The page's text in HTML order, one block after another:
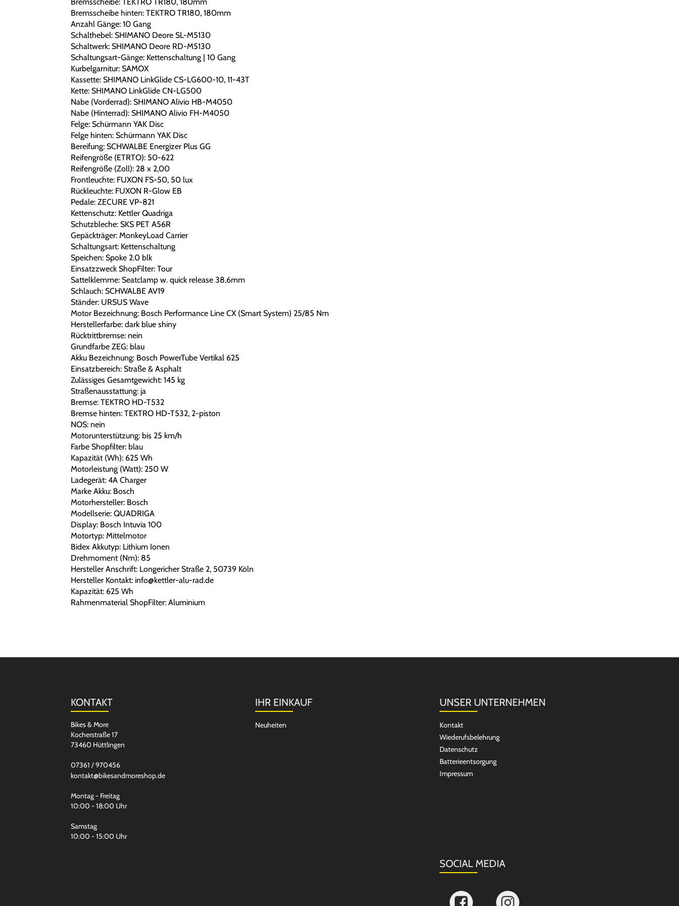
Bremsscheibe: TEKTRO TR180, 180mm
Bremsscheibe hinten: TEKTRO TR180, 180mm
Anzahl Gänge: 10 Gang
Schalthebel: SHIMANO Deore SL-M5130
Schaltwerk: SHIMANO Deore RD-M5130
Schaltungsart-Gänge: Kettenschaltung | 10 Gang
Kurbelgarnitur: SAMOX
Kassette: SHIMANO LinkGlide CS-LG600-10, 11-43T
Kette: SHIMANO LinkGlide CN-LG500
Nabe (Vorderrad): SHIMANO Alivio HB-M4050
Nabe (Hinterrad): SHIMANO Alivio FH-M4050
Felge: Schürmann YAK Disc
Felge hinten: Schürmann YAK Disc
Bereifung: SCHWALBE Energizer Plus GG
Reifengröße (ETRTO): 50-622
Reifengröße (Zoll): 28 x 2,00
Frontleuchte: FUXON FS-50, 50 lux
Rückleuchte: FUXON R-Glow EB
Pedale: ZECURE VP-821
Kettenschutz: Kettler Quadriga
Schutzbleche: SKS PET A56R
Gepäckträger: MonkeyLoad Carrier
Schaltungsart: Kettenschaltung
Speichen: Spoke 2.0 blk
Einsatzzweck ShopFilter: Tour
Sattelklemme: Seatclamp w. quick release 38,6mm
Schlauch: SCHWALBE AV19
Ständer: URSUS Wave
Motor Bezeichnung: Bosch Performance Line CX (Smart System) 25/85 Nm
Herstellerfarbe: dark blue shiny
Rücktrittbremse: nein
Grundfarbe ZEG: blau
Akku Bezeichnung: Bosch PowerTube Vertikal 625
Einsatzbereich: Straße & Asphalt
Zulässiges Gesamtgewicht: 145 kg
Straßenausstattung: ja
Bremse: TEKTRO HD-T532
Bremse hinten: TEKTRO HD-T532, 2-piston
NOS: nein
Motorunterstützung: bis 25 km/h
Farbe Shopfilter: blau
Kapazität (Wh): 625 Wh
Motorleistung (Watt): 250 W
Ladegerät: 4A Charger
Marke Akku: Bosch
Motorhersteller: Bosch
Modellserie: QUADRIGA
Display: Bosch Intuvia 100
Motortyp: Mittelmotor
Bidex Akkutyp: Lithium Ionen
Drehmoment (Nm): 85
Hersteller Anschrift: Longericher Straße 2, 50739 Köln
Hersteller Kontakt: info@kettler-alu-rad.de
Kapazität: 625 Wh
Rahmenmaterial ShopFilter: Aluminium
KONTAKT
Bikes & More
Kocherstraße 17
73460 Hüttlingen
07361 / 970456
kontakt@bikesandmoreshop.de
Montag - Freitag
10:00 - 18:00 Uhr
Samstag
10:00 - 15:00 Uhr
IHR EINKAUF
Neuheiten
UNSER UNTERNEHMEN
Kontakt
Wiederufsbelehrung
Datenschutz
Batterieentsorgung
Impressum
SOCIAL MEDIA